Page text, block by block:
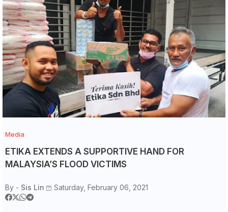
Media
ETIKA EXTENDS A SUPPORTIVE HAND FOR
MALAYSIA’S FLOOD VICTIMS
By - Sis Lin Saturday, February 06, 2021